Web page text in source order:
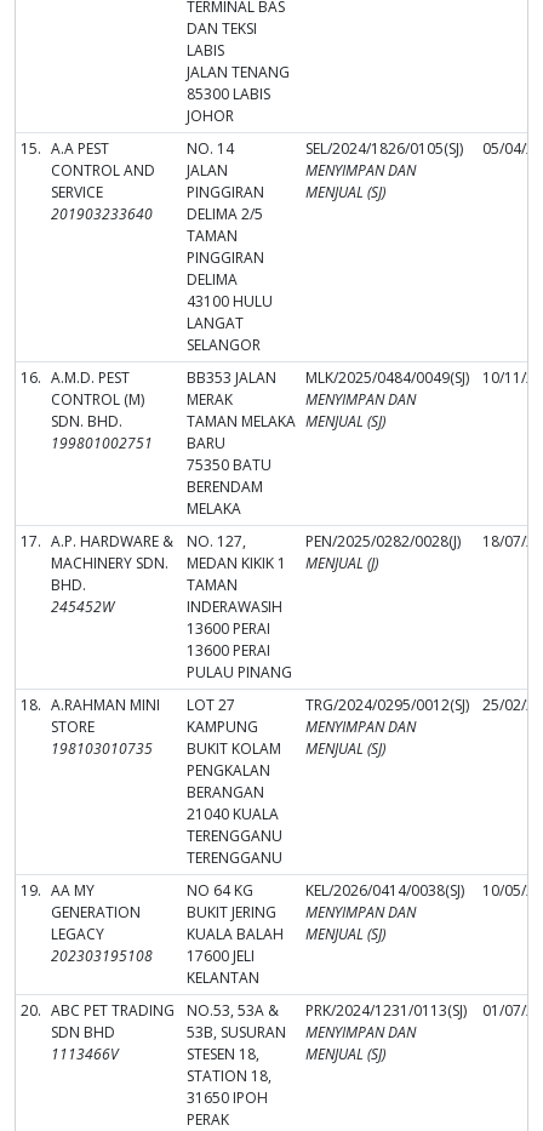
TERMINAL BAS
DAN TEKSI
LABIS
JALAN TENANG
85300 LABIS
JOHOR
15. A.A PEST
CONTROL AND
SERVICE
201903233640
NO. 14
JALAN
PINGGIRAN
DELIMA 2/5
TAMAN
PINGGIRAN
DELIMA
43100 HULU
LANGAT
SELANGOR
SEL/2024/1826/0105(SJ)
MENYIMPAN DAN
MENJUAL (SJ)
05/04/
16. A.M.D. PEST
CONTROL (M)
SDN. BHD.
199801002751
BB353 JALAN
MERAK
TAMAN MELAKA
BARU
75350 BATU
BERENDAM
MELAKA
MLK/2025/0484/0049(SJ)
MENYIMPAN DAN
MENJUAL (SJ)
10/11/
17. A.P. HARDWARE &
MACHINERY SDN.
BHD.
245452W
NO. 127,
MEDAN KIKIK 1
TAMAN
INDERAWASIH
13600 PERAI
13600 PERAI
PULAU PINANG
PEN/2025/0282/0028(J)
MENJUAL (J)
18/07/
18. A.RAHMAN MINI
STORE
198103010735
LOT 27
KAMPUNG
BUKIT KOLAM
PENGKALAN
BERANGAN
21040 KUALA
TERENGGANU
TERENGGANU
TRG/2024/0295/0012(SJ)
MENYIMPAN DAN
MENJUAL (SJ)
25/02/
19. AA MY
GENERATION
LEGACY
202303195108
NO 64 KG
BUKIT JERING
KUALA BALAH
17600 JELI
KELANTAN
KEL/2026/0414/0038(SJ)
MENYIMPAN DAN
MENJUAL (SJ)
10/05/
20. ABC PET TRADING
SDN BHD
1113466V
NO.53, 53A &
53B, SUSURAN
STESEN 18,
STATION 18,
31650 IPOH
PERAK
PRK/2024/1231/0113(SJ)
MENYIMPAN DAN
MENJUAL (SJ)
01/07/